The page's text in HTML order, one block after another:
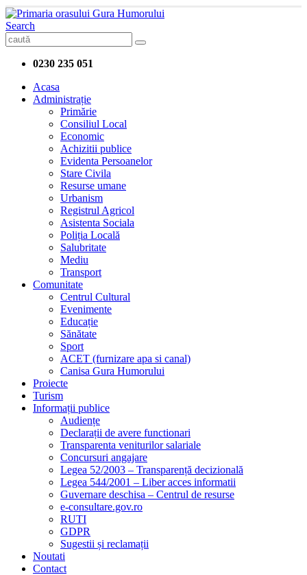
Search
0230 235 051
Acasa
Administrație
Primărie
Consiliul Local
Economic
Achizitii publice
Evidenta Persoanelor
Stare Civila
Resurse umane
Urbanism
Registrul Agricol
Asistenta Sociala
Poliția Locală
Salubritate
Mediu
Transport
Comunitate
Centrul Cultural
Evenimente
Educație
Sănătate
Sport
ACET (furnizare apa si canal)
Canisa Gura Humorului
Proiecte
Turism
Informații publice
Audiențe
Declarații de avere functionari
Transparenta veniturilor salariale
Concursuri angajare
Legea 52/2003 – Transparență decizională
Legea 544/2001 – Liber acces informatii
Guvernare deschisa – Centrul de resurse
e-consultare.gov.ro
RUTI
GDPR
Sugestii și reclamații
Noutati
Contact